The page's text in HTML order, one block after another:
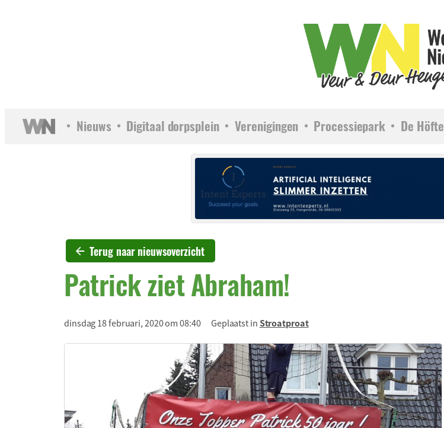
Nieuws Digitaal dorpsplein Verenigingen Processiepark De Höfte
Terug naar nieuwsoverzicht
Patrick ziet Abraham!
dinsdag 18 februari, 2020 om 08:40 Geplaatst inStroatproat